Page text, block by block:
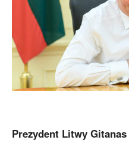
Prezydent Litwy